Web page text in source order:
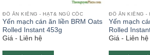
ĐỒ ĂN KIÊNG - HẠT& NGŨ CỐC
Yến mạch cán ăn liền BRM Oats
Rolled Instant 453g
Giá - Liên hệ
ĐỒ ĂN KIÊNG -
Yến mạch
Rolled
Giá - Liên hệ